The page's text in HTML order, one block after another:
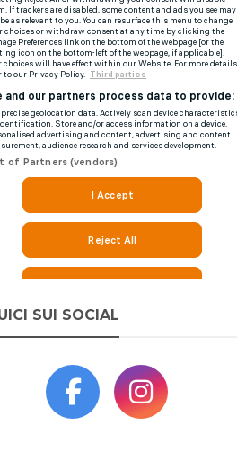
SUI SOCIAL